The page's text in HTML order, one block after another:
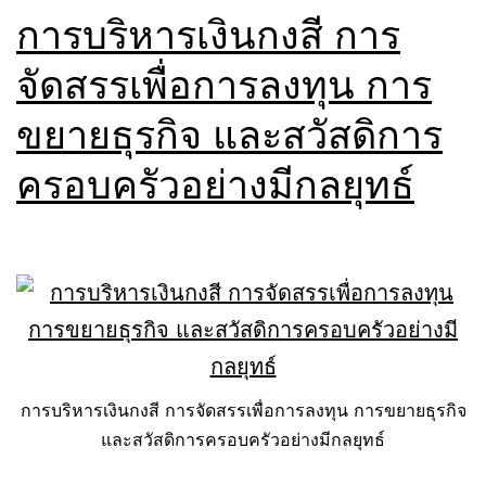
สวัสดิการ
ครอบครัว
การบริหารเงินกงสี การ
จัดสรรเพื่อการลงทุน การ
ขยายธุรกิจ และสวัสดิการ
ครอบครัวอย่างมีกลยุทธ์
การบริหารเงินกงสี การจัดสรรเพื่อการลงทุน การขยายธุรกิจ
และสวัสดิการครอบครัวอย่างมีกลยุทธ์